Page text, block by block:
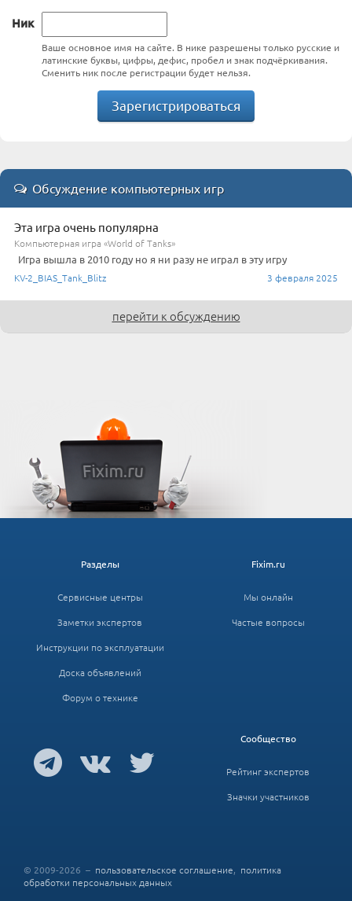
Ник
Ваше основное имя на сайте. В нике разрешены только русские и
латинские буквы, цифры, дефис, пробел и знак подчёркивания.
Сменить ник после регистрации будет нельзя.
Зарегистрироваться
Обсуждение компьютерных игр
Эта игра очень популярна
Компьютерная игра «World of Tanks»
Игра вышла в 2010 году но я ни разу не играл в эту игру
KV-2_BIAS_Tank_Blitz 3 февраля 2025
перейти к обсуждению
Fixim.ru
Мы онлайн
Частые вопросы
Разделы
Сервисные центры
Заметки экспертов
Инструкции по эксплуатации
Доска объявлений
Форум о технике
Сообщество
Рейтинг экспертов
Значки участников
© 2009-2026 – пользовательское соглашение, политика
обработки персональных данных